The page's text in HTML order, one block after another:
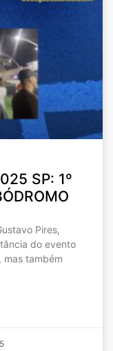
SP: 1º
Pires,
do evento
mas também